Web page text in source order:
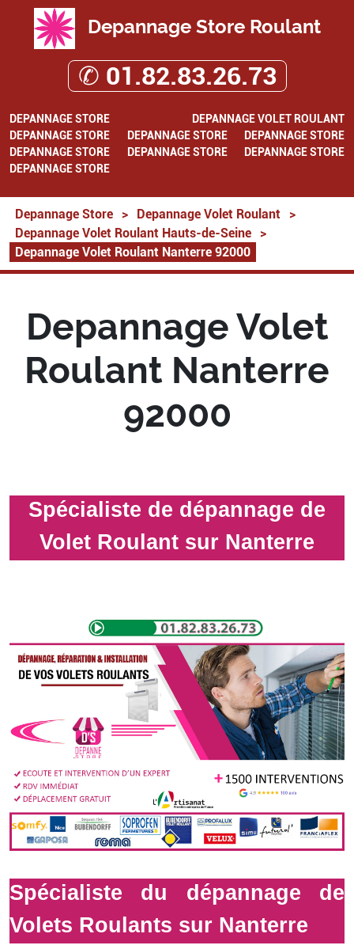
Depannage Store Roulant
✆ 01.82.83.26.73
DEPANNAGE STORE
DEPANNAGE VOLET ROULANT
DEPANNAGE STORE
DEPANNAGE STORE
DEPANNAGE STORE
DEPANNAGE STORE
DEPANNAGE STORE
DEPANNAGE STORE
DEPANNAGE STORE
Depannage Store > Depannage Volet Roulant
>
Depannage Volet Roulant Hauts-de-Seine
>
Depannage Volet Roulant Nanterre 92000
Depannage Volet
Roulant Nanterre
92000
Spécialiste de dépannage de
Volet Roulant sur Nanterre
Spécialiste du dépannage de
Volets Roulants sur Nanterre